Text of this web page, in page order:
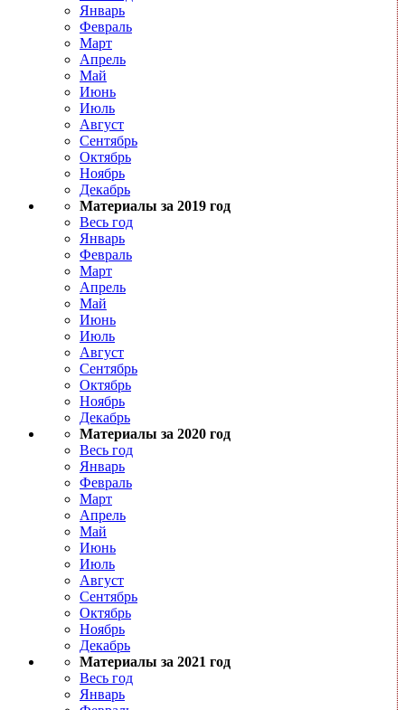
Январь
Февраль
Март
Апрель
Май
Июнь
Июль
Август
Сентябрь
Октябрь
Ноябрь
Декабрь
Материалы за 2019 год
Весь год
Январь
Февраль
Март
Апрель
Май
Июнь
Июль
Август
Сентябрь
Октябрь
Ноябрь
Декабрь
Материалы за 2020 год
Весь год
Январь
Февраль
Март
Апрель
Май
Июнь
Июль
Август
Сентябрь
Октябрь
Ноябрь
Декабрь
Материалы за 2021 год
Весь год
Январь